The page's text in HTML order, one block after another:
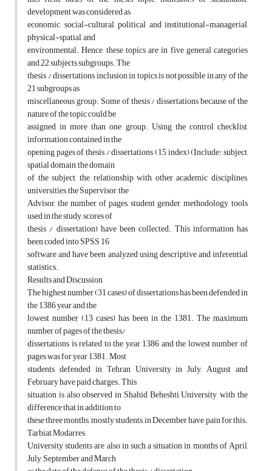
development was considered as
economic, social-cultural, political and institutional-managerial,
physical-spatial, and
environmental. Hence, these topics are in five general categories
and 22 subjects subgroups. The
thesis / dissertations inclusion in topics is not possible in any of the
21 subgroups as
miscellaneous group. Some of thesis / dissertations because of the
nature of the topic could be
assigned in more than one group. Using the control checklist,
information contained in the
opening pages of thesis / dissertations (15 index) (Include: subject,
spatial domain, the domain
of the subject, the relationship with other academic disciplines,
universities, the Supervisor, the
Advisor, the number of pages, student gender, methodology, tools
used in the study, scores of
thesis / dissertation) have been collected. This information has
been coded into SPSS 16
software and have been analyzed using descriptive and inferential
statistics.
Results and Discussion
The highest number (31 cases) of dissertations has been defended in
the 1386 year and the
lowest number (13 cases) has been in the 1381. The maximum
number of pages of the thesis/
dissertations is related to the year 1386 and the lowest number of
pages was for year 1381. Most
students defended in Tehran University in July, August and
February have paid charges. This
situation is also observed in Shahid Beheshti University, with the
difference that in addition to
these three months, mostly students, in December have pain for this.
Tarbiat Modarres
University students are also in such a situation in months of April,
July, September and March